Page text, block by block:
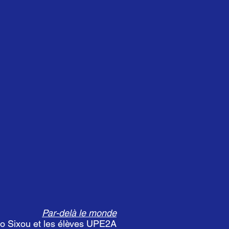
Par-delà le monde
Sixou et les élèves UPE2A